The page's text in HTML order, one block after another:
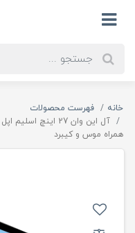
خانه
فهرست محصولات
همراه موس و کیبرد